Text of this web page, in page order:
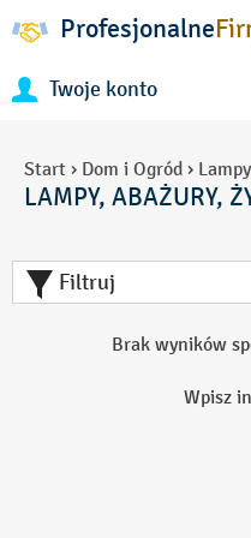
Profesjonalne
Twoje konto
Start › Dom i Ogród ›
LAMPY, ABAŻURY,
Filtruj
Brak wyników
Wpisz